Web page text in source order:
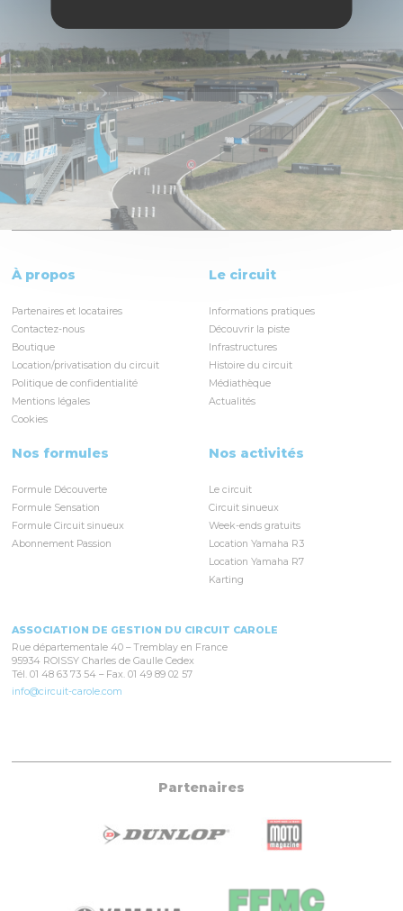
À propos
Partenaires et locataires
Contactez-nous
Boutique
Location/privatisation du circuit
Politique de confidentialité
Mentions légales
Cookies
Le circuit
Informations pratiques
Découvrir la piste
Infrastructures
Histoire du circuit
Médiathèque
Actualités
Nos formules
Formule Découverte
Formule Sensation
Formule Circuit sinueux
Abonnement Passion
Nos activités
Le circuit
Circuit sinueux
Week-ends gratuits
Location Yamaha R3
Location Yamaha R7
Karting
ASSOCIATION DE GESTION DU CIRCUIT CAROLE
Rue départementale 40 – Tremblay en France
95934 ROISSY Charles de Gaulle Cedex
Tél. 01 48 63 73 54 – Fax. 01 49 89 02 57
info@circuit-carole.com
Partenaires